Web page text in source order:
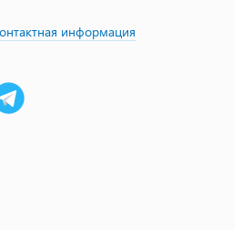
информация